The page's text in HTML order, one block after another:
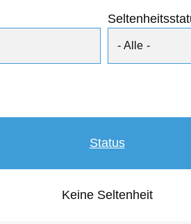
Status
Keine Seltenheit